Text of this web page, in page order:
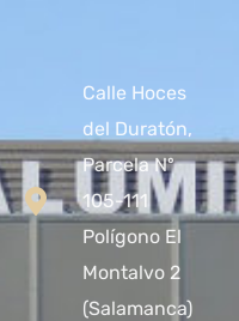
Calle Hoces
del Duratón,
Parcela Nº
105-111
Polígono El
Montalvo 2
(Salamanca)